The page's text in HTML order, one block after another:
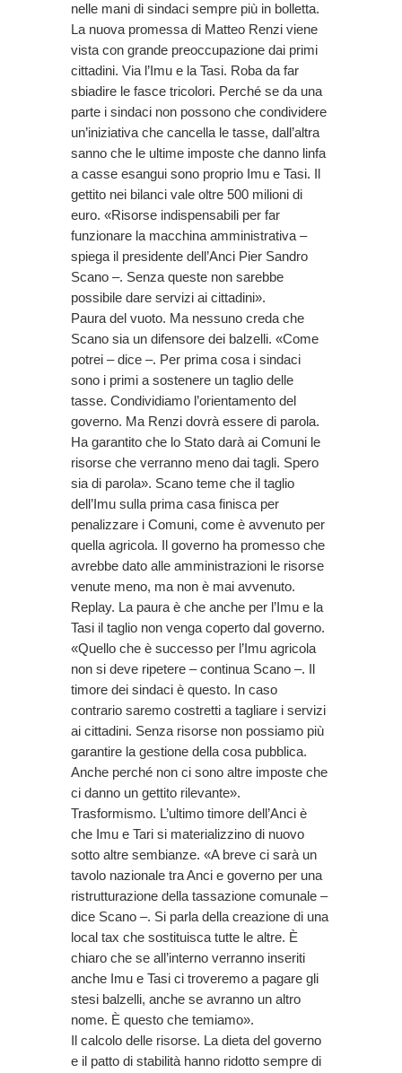
nelle mani di sindaci sempre più in bolletta.
La nuova promessa di Matteo Renzi viene
vista con grande preoccupazione dai primi
cittadini. Via l’Imu e la Tasi. Roba da far
sbiadire le fasce tricolori. Perché se da una
parte i sindaci non possono che condividere
un’iniziativa che cancella le tasse, dall’altra
sanno che le ultime imposte che danno linfa
a casse esangui sono proprio Imu e Tasi. Il
gettito nei bilanci vale oltre 500 milioni di
euro. «Risorse indispensabili per far
funzionare la macchina amministrativa –
spiega il presidente dell’Anci Pier Sandro
Scano –. Senza queste non sarebbe
possibile dare servizi ai cittadini».
Paura del vuoto. Ma nessuno creda che
Scano sia un difensore dei balzelli. «Come
potrei – dice –. Per prima cosa i sindaci
sono i primi a sostenere un taglio delle
tasse. Condividiamo l’orientamento del
governo. Ma Renzi dovrà essere di parola.
Ha garantito che lo Stato darà ai Comuni le
risorse che verranno meno dai tagli. Spero
sia di parola». Scano teme che il taglio
dell’Imu sulla prima casa finisca per
penalizzare i Comuni, come è avvenuto per
quella agricola. Il governo ha promesso che
avrebbe dato alle amministrazioni le risorse
venute meno, ma non è mai avvenuto.
Replay. La paura è che anche per l’Imu e la
Tasi il taglio non venga coperto dal governo.
«Quello che è successo per l’Imu agricola
non si deve ripetere – continua Scano –. Il
timore dei sindaci è questo. In caso
contrario saremo costretti a tagliare i servizi
ai cittadini. Senza risorse non possiamo più
garantire la gestione della cosa pubblica.
Anche perché non ci sono altre imposte che
ci danno un gettito rilevante».
Trasformismo. L’ultimo timore dell’Anci è
che Imu e Tari si materializzino di nuovo
sotto altre sembianze. «A breve ci sarà un
tavolo nazionale tra Anci e governo per una
ristrutturazione della tassazione comunale –
dice Scano –. Si parla della creazione di una
local tax che sostituisca tutte le altre. È
chiaro che se all’interno verranno inseriti
anche Imu e Tasi ci troveremo a pagare gli
stesi balzelli, anche se avranno un altro
nome. È questo che temiamo».
Il calcolo delle risorse. La dieta del governo
e il patto di stabilità hanno ridotto sempre di